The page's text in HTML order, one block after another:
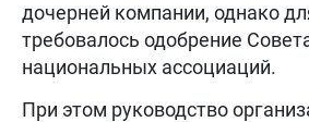
дочерней компании, однако
требовалось одобрение
национальных ассоциаций.
При этом руководство